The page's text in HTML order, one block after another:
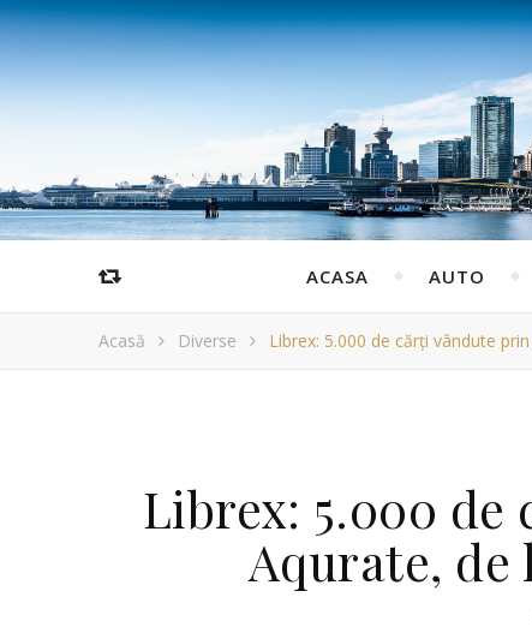
ACASA AUTO
Acasă Diverse Librex: 5.000 de cărți vândute
Librex: 5.000
Aqurate,